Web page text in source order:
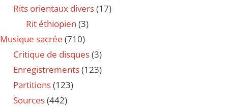
Rits orientaux divers(17)
Rit éthiopien (3)
Musique sacrée (710)
Critique de disques(3)
Enregistrements(123)
Partitions(123)
Sources(442)